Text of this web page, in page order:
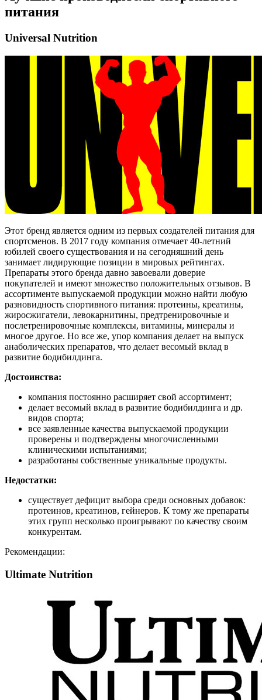
питания
Universal Nutrition
Этот бренд является одним из первых создателей питания для
спортсменов. В 2017 году компания отмечает 40-летний
юбилей своего существования и на сегодняшний день
занимает лидирующие позиции в мировых рейтингах.
Препараты этого бренда давно завоевали доверие
покупателей и имеют множество положительных отзывов. В
ассортименте выпускаемой продукции можно найти любую
разновидность спортивного питания: протеины, креатины,
жиросжигатели, левокарнитины, предтренировочные и
послетренировочные комплексы, витамины, минералы и
многое другое. Но все же, упор компания делает на выпуск
анаболических препаратов, что делает весомый вклад в
развитие бодибилдинга.
Достоинства:
компания постоянно расширяет свой ассортимент;
делает весомый вклад в развитие бодибилдинга и др.
видов спорта;
все заявленные качества выпускаемой продукции
проверены и подтверждены многочисленными
клиническими испытаниями;
разработаны собственные уникальные продукты.
Недостатки:
существует дефицит выбора среди основных добавок:
протеинов, креатинов, гейнеров. К тому же препараты
этих групп несколько проигрывают по качеству своим
конкурентам.
Рекомендации:
Ultimate Nutrition